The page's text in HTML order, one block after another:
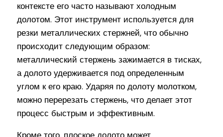
контексте его часто называют холодным
долотом. Этот инструмент используется для
резки металлических стержней, что обычно
происходит следующим образом:
металлический стержень зажимается в тисках,
а долото удерживается под определенным
углом к его краю. Ударяя по долоту молотком,
можно перерезать стержень, что делает этот
процесс быстрым и эффективным.